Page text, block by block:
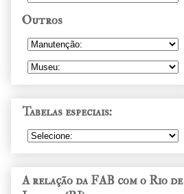
Outros
Tabelas especiais:
A relação da FAB com o Rio de